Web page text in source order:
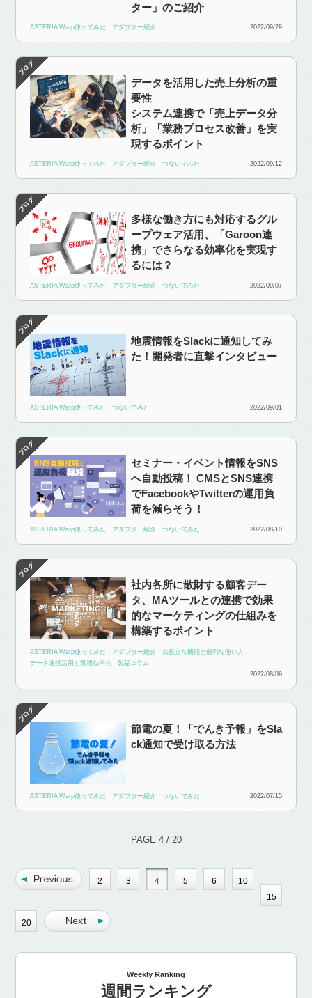
ター」のご紹介
ASTERIA Warp使ってみた アダプター紹介 2022/09/29
データを活用した売上分析の重
要性
システム連携で「売上データ分
析」「業務プロセス改善」を実
現するポイント
ASTERIA Warp使ってみた アダプター紹介 つないでみた 2022/09/12
多様な働き方にも対応するグル
ープウェア活用、「Garoon連
携」でさらなる効率化を実現す
るには？
ASTERIA Warp使ってみた アダプター紹介 つないでみた 2022/09/07
地震情報をSlackに通知してみ
た！開発者に直撃インタビュー
ASTERIA Warp使ってみた つないでみた 2022/09/01
セミナー・イベント情報をSNS
へ自動投稿！ CMSとSNS連携
でFacebookやTwitterの運用負
荷を減らそう！
ASTERIA Warp使ってみた アダプター紹介 つないでみた 2022/08/10
社内各所に散財する顧客デー
タ、MAツールとの連携で効果
的なマーケティングの仕組みを
構築するポイント
ASTERIA Warp使ってみた アダプター紹介
お役立ち機能と便利な使い方
データ連携活用と業務効率化
製品コラム
2022/08/09
節電の夏！「でんき予報」をSla
ck通知で受け取る方法
ASTERIA Warp使ってみた アダプター紹介 つないでみた 2022/07/15
PAGE 4 / 20
2 3 4 5 6
10
15
20
Weekly Ranking
週間ランキング